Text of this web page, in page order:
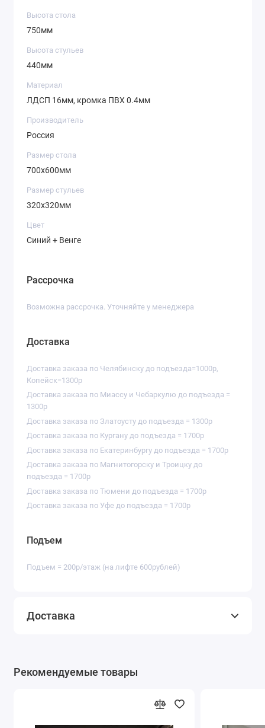
Высота стола
750мм
Высота стульев
440мм
Материал
ЛДСП 16мм, кромка ПВХ 0.4мм
Производитель
Россия
Размер стола
700х600мм
Размер стульев
320х320мм
Цвет
Синий + Венге
Рассрочка
Возможна рассрочка. Уточняйте у менеджера
Доставка
Доставка заказа по Челябинску до подъезда=1000р,
Копейск=1300р
Доставка заказа по Миассу и Чебаркулю до подъезда =
1300р
Доставка заказа по Златоусту до подъезда = 1300р
Доставка заказа по Кургану до подъезда = 1700р
Доставка заказа по Екатеринбургу до подъезда = 1700р
Доставка заказа по Магнитогорску и Троицку до
подъезда = 1700р
Доставка заказа по Тюмени до подъезда = 1700р
Доставка заказа по Уфе до подъезда = 1700р
Подъем
Подъем = 200р/этаж (на лифте 600рублей)
Доставка
Рекомендуемые товары